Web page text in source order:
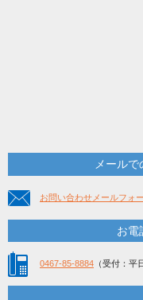
メールで
お問い合わせメールフォ
お電
0467-85-8884 （受付：平